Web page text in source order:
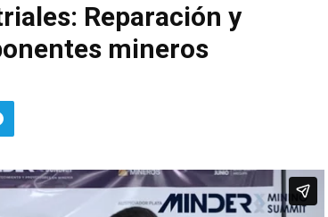
Reparación y
mineros